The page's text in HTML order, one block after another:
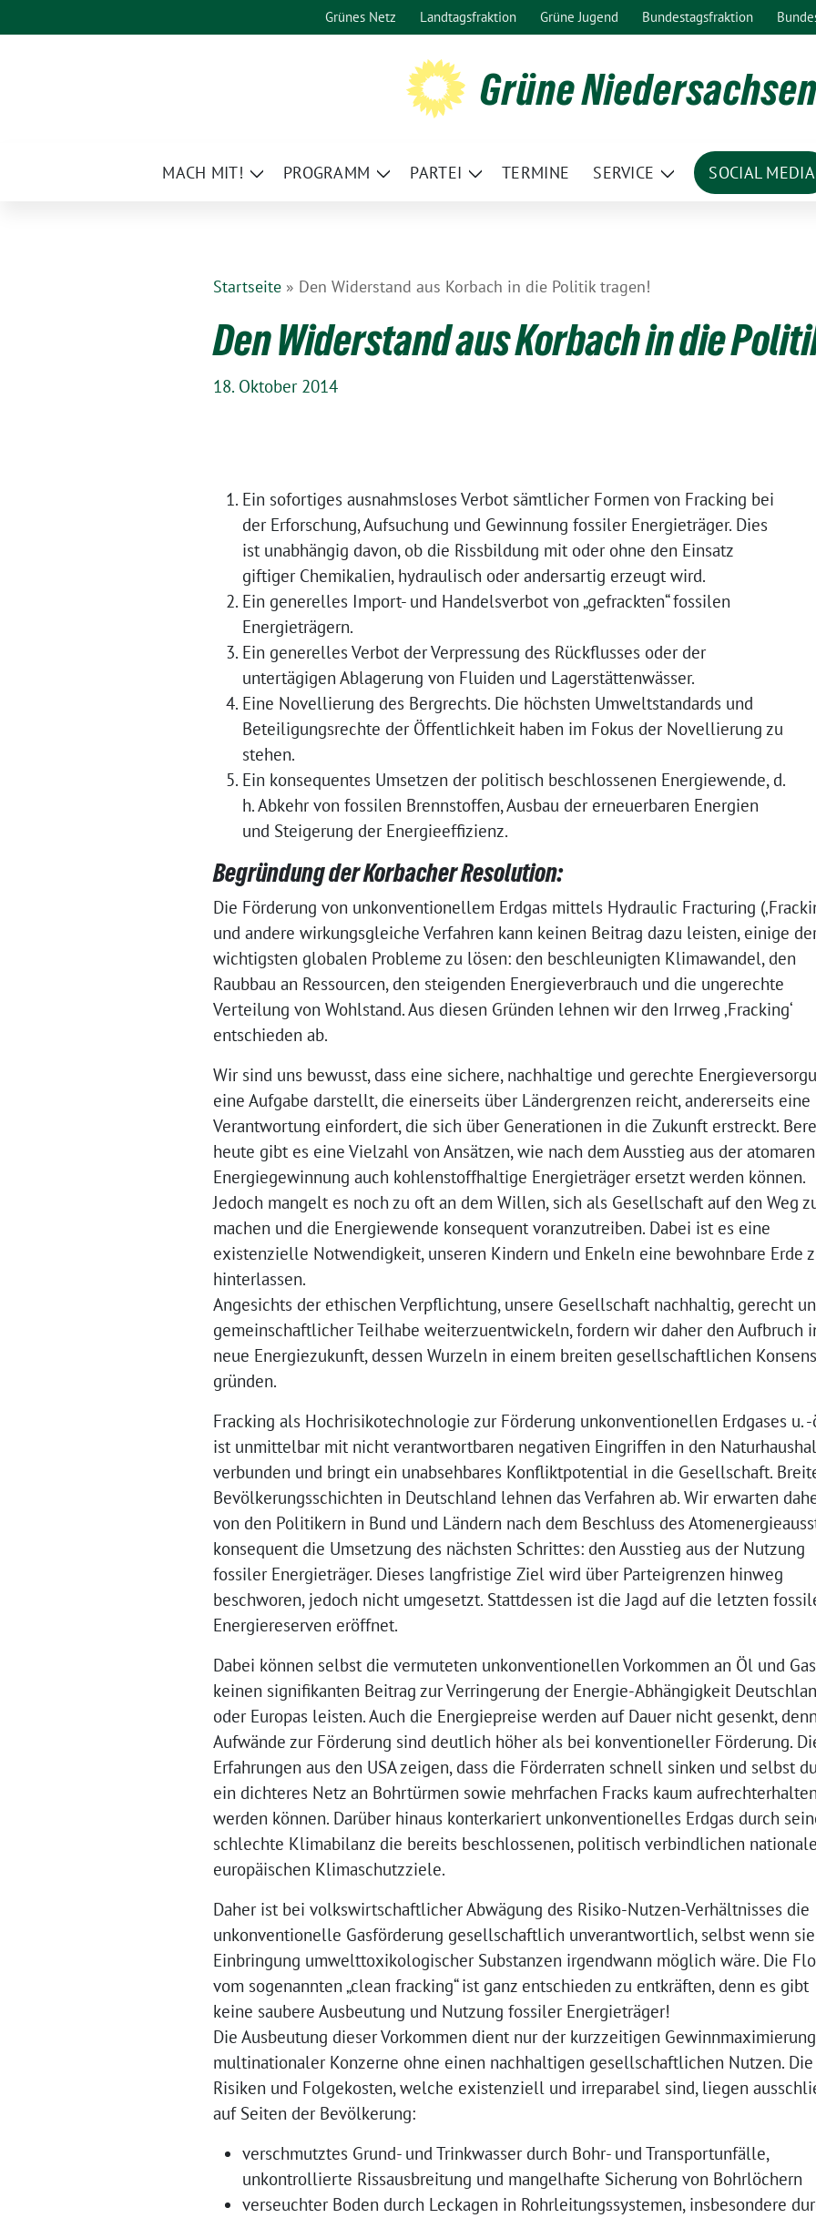
zum
Grünes Netz Landtagsfraktion Grüne Jugend Bundestagsfraktion
Grüne Niedersachsen
MACH MIT!
Zeige
PROGRAMM
Zeige
PARTEI
Zeige
TERMINE SERVICE
Zeige
SOCIAL MEDIA
Startseite » Den Widerstand aus Korbach in die Politik tragen!
Den Widerstand aus Korbach in die
18. Oktober 2014
Ein sofortiges ausnahmsloses Verbot sämtlicher Formen von Fracking bei
der Erforschung, Aufsuchung und Gewinnung fossiler Energieträger. Dies
ist unabhängig davon, ob die Rissbildung mit oder ohne den Einsatz
giftiger Chemikalien, hydraulisch oder andersartig erzeugt wird.
Ein generelles Import- und Handelsverbot von „gefrackten“ fossilen
Energieträgern.
Ein generelles Verbot der Verpressung des Rückflusses oder der
untertägigen Ablagerung von Fluiden und Lagerstättenwässer.
Eine Novellierung des Bergrechts. Die höchsten Umweltstandards und
Beteiligungsrechte der Öffentlichkeit haben im Fokus der Novellierung zu
stehen.
Ein konsequentes Umsetzen der politisch beschlossenen Energiewende, d.
h. Abkehr von fossilen Brennstoffen, Ausbau der erneuerbaren Energien
und Steigerung der Energieeffizienz.
Begründung der Korbacher Resolution:
Die Förderung von unkonventionellem Erdgas mittels Hydraulic Fracturing
und andere wirkungsgleiche Verfahren kann keinen Beitrag dazu leisten, einige
wichtigsten globalen Probleme zu lösen: den beschleunigten Klimawandel, den
Raubbau an Ressourcen, den steigenden Energieverbrauch und die ungerechte
Verteilung von Wohlstand. Aus diesen Gründen lehnen wir den Irrweg ‚Fracking‘
entschieden ab.
Wir sind uns bewusst, dass eine sichere, nachhaltige und gerechte
eine Aufgabe darstellt, die einerseits über Ländergrenzen reicht, andererseits eine
Verantwortung einfordert, die sich über Generationen in die Zukunft erstreckt.
heute gibt es eine Vielzahl von Ansätzen, wie nach dem Ausstieg aus der atomaren
Energiegewinnung auch kohlenstoffhaltige Energieträger ersetzt werden können.
Jedoch mangelt es noch zu oft an dem Willen, sich als Gesellschaft auf den Weg
machen und die Energiewende konsequent voranzutreiben. Dabei ist es eine
existenzielle Notwendigkeit, unseren Kindern und Enkeln eine bewohnbare Erde
hinterlassen.
Angesichts der ethischen Verpflichtung, unsere Gesellschaft nachhaltig, gerecht
gemeinschaftlicher Teilhabe weiterzuentwickeln, fordern wir daher den Aufbruch
neue Energiezukunft, dessen Wurzeln in einem breiten gesellschaftlichen Konsens
gründen.
Fracking als Hochrisikotechnologie zur Förderung unkonventionellen Erdgases u.
ist unmittelbar mit nicht verantwortbaren negativen Eingriffen in den
verbunden und bringt ein unabsehbares Konfliktpotential in die Gesellschaft.
Bevölkerungsschichten in Deutschland lehnen das Verfahren ab. Wir erwarten
von den Politikern in Bund und Ländern nach dem Beschluss des
konsequent die Umsetzung des nächsten Schrittes: den Ausstieg aus der Nutzung
fossiler Energieträger. Dieses langfristige Ziel wird über Parteigrenzen hinweg
beschworen, jedoch nicht umgesetzt. Stattdessen ist die Jagd auf die letzten
Energiereserven eröffnet.
Dabei können selbst die vermuteten unkonventionellen Vorkommen an Öl und Gas
keinen signifikanten Beitrag zur Verringerung der Energie-Abhängigkeit
oder Europas leisten. Auch die Energiepreise werden auf Dauer nicht gesenkt,
Aufwände zur Förderung sind deutlich höher als bei konventioneller Förderung.
Erfahrungen aus den USA zeigen, dass die Förderraten schnell sinken und selbst
ein dichteres Netz an Bohrtürmen sowie mehrfachen Fracks kaum aufrechterhalten
werden können. Darüber hinaus konterkariert unkonventionelles Erdgas durch
schlechte Klimabilanz die bereits beschlossenen, politisch verbindlichen
europäischen Klimaschutzziele.
Daher ist bei volkswirtschaftlicher Abwägung des Risiko-Nutzen-Verhältnisses die
unkonventionelle Gasförderung gesellschaftlich unverantwortlich, selbst wenn
Einbringung umwelttoxikologischer Substanzen irgendwann möglich wäre. Die
vom sogenannten „clean fracking“ ist ganz entschieden zu entkräften, denn es gibt
keine saubere Ausbeutung und Nutzung fossiler Energieträger!
Die Ausbeutung dieser Vorkommen dient nur der kurzzeitigen Gewinnmaximierung
multinationaler Konzerne ohne einen nachhaltigen gesellschaftlichen Nutzen. Die
Risiken und Folgekosten, welche existenziell und irreparabel sind, liegen
auf Seiten der Bevölkerung:
verschmutztes Grund- und Trinkwasser durch Bohr- und Transportunfälle,
unkontrollierte Rissausbreitung und mangelhafte Sicherung von Bohrlöchern
verseuchter Boden durch Leckagen in Rohrleitungssystemen, insbesondere